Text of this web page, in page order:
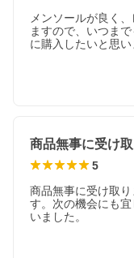
メンソールが良く
ますので、いつま
に購入したいと思い
5
商品無事に受け取
す。次の機会にも
いました。